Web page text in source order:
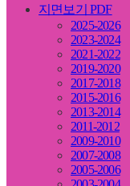
지면보기 PDF
2025-2026
2023-2024
2021-2022
2019-2020
2017-2018
2015-2016
2013-2014
2011-2012
2009-2010
2007-2008
2005-2006